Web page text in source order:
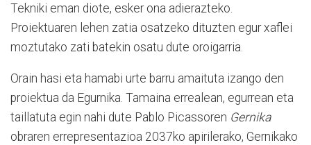
Tekniki eman diote, esker ona adierazteko.
Proiektuaren lehen zatia osatzeko dituzten egur xaflei
moztutako zati batekin osatu dute oroigarria.
Orain hasi eta hamabi urte barru amaituta izango den
proiektua da Egurnika. Tamaina errealean, egurrean eta
taillatuta egin nahi dute Pablo Picassoren Gernika
obraren errepresentazioa 2037ko apirilerako, Gernikako